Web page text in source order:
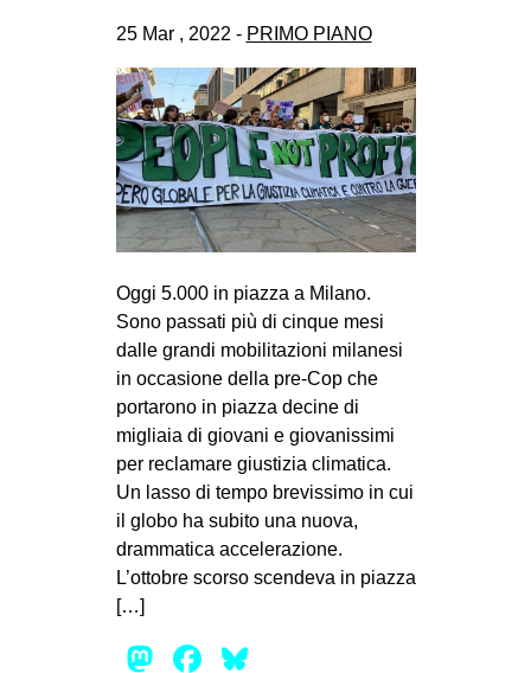
CULTURE
ARTE
CINEMA
MANIFESTI
MUSICA
RECENSIONI
INTERNAZIONALE
AFRICA
ESTREMO ORIENTE
EUROPA
MEDIO ORIENTE
MONDO
EVENTI
25 Mar , 2022 - PRIMO PIANO
Oggi 5.000 in piazza a Milano.
Sono passati più di cinque mesi
dalle grandi mobilitazioni milanesi
in occasione della pre-Cop che
portarono in piazza decine di
migliaia di giovani e giovanissimi
per reclamare giustizia climatica.
Un lasso di tempo brevissimo in cui
il globo ha subito una nuova,
drammatica accelerazione.
L’ottobre scorso scendeva in piazza
[…]
Mastodon
Facebook